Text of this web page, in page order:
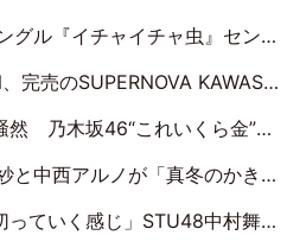
源司陽子に決定& 佐藤優羽や平岡海月など、“ひなた坂46”からの選抜入りも注目！
で沸いた“着席型LIVE” 『BASE Live #16』昼公演リポート
これいくら金”延長中は今回もわちゃわちゃ全開
騒動で火花散らす！ 因縁の裏にあるのは、逆境をともに“凌”ぐ似た者同士の絆
じ」STU48中村舞、新しい挑戦は自らの手で